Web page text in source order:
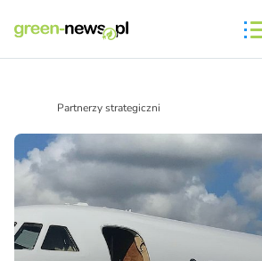
Partnerzy strategiczni